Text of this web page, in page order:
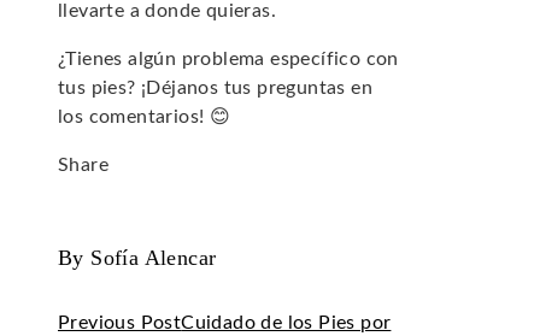
llevarte a donde quieras.
¿Tienes algún problema específico con
tus pies? ¡Déjanos tus preguntas en
los comentarios! 😊
Share
By Sofía Alencar
Previous PostCuidado de los Pies por